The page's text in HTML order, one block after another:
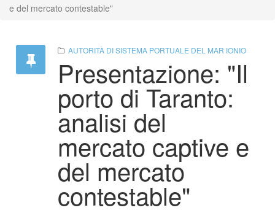
e del mercato contestable"
AUTORITÀ DI SISTEMA PORTUALE DEL MAR IONIO
Presentazione: "Il
porto di Taranto:
analisi del
mercato captive e
del mercato
contestable"